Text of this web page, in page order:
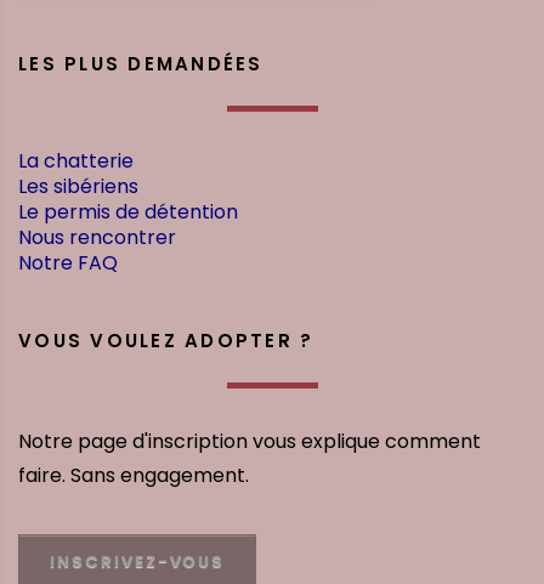
LES PLUS DEMANDÉES
La chatterie
Les sibériens
Le permis de détention
Nous rencontrer
Notre FAQ
VOUS VOULEZ ADOPTER ?
Notre page d'inscription vous explique comment
faire. Sans engagement.
INSCRIVEZ-VOUS